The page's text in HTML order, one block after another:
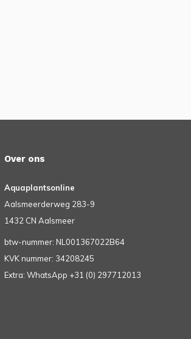
Over ons
Aquaplantsonline
Aalsmeerderweg 283-9
1432 CN Aalsmeer
btw-nummer: NL001367022B64
KVK nummer: 34208245
Extra: WhatsApp +31 (0) 297712013